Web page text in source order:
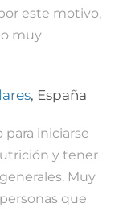
este motivo,
muy
, España
para iniciarse
y tener
Muy
que